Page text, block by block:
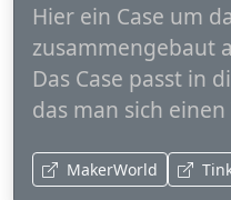
Hier ein Case um
zusammengebaut
Das Case passt in
das man sich
MakerWorld